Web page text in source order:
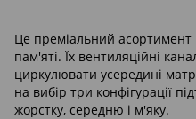
Це преміальний
пам'яті. Їх вентиляційні
циркулювати усередині
на вибір три конфігурації
жорстку, середню і м'яку.